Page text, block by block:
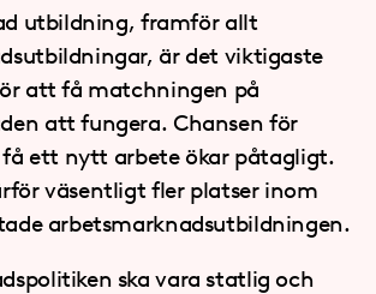
utbildning, framför allt
är det viktigaste
att få matchningen på
att fungera. Chansen för
ett nytt arbete ökar påtagligt.
väsentligt fler platser inom
arbetsmarknadsutbildningen.
ska vara statlig och